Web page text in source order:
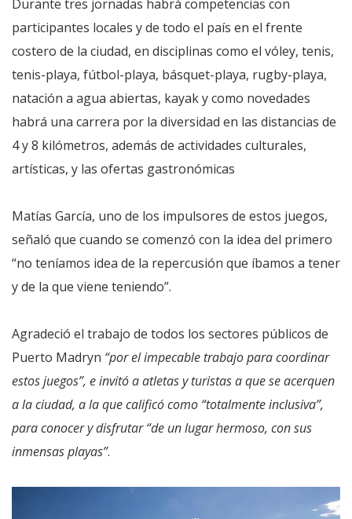
Durante tres jornadas habrá competencias con
participantes locales y de todo el país en el frente
costero de la ciudad, en disciplinas como el vóley, tenis,
tenis-playa, fútbol-playa, básquet-playa, rugby-playa,
natación a agua abiertas, kayak y como novedades
habrá una carrera por la diversidad en las distancias de
4 y 8 kilómetros, además de actividades culturales,
artísticas, y las ofertas gastronómicas
Matías García, uno de los impulsores de estos juegos,
señaló que cuando se comenzó con la idea del primero
“no teníamos idea de la repercusión que íbamos a tener
y de la que viene teniendo”.
Agradeció el trabajo de todos los sectores públicos de
Puerto Madryn “por el impecable trabajo para coordinar
estos juegos”, e invitó a atletas y turistas a que se acerquen
a la ciudad, a la que calificó como “totalmente inclusiva”,
para conocer y disfrutar “de un lugar hermoso, con sus
inmensas playas”.